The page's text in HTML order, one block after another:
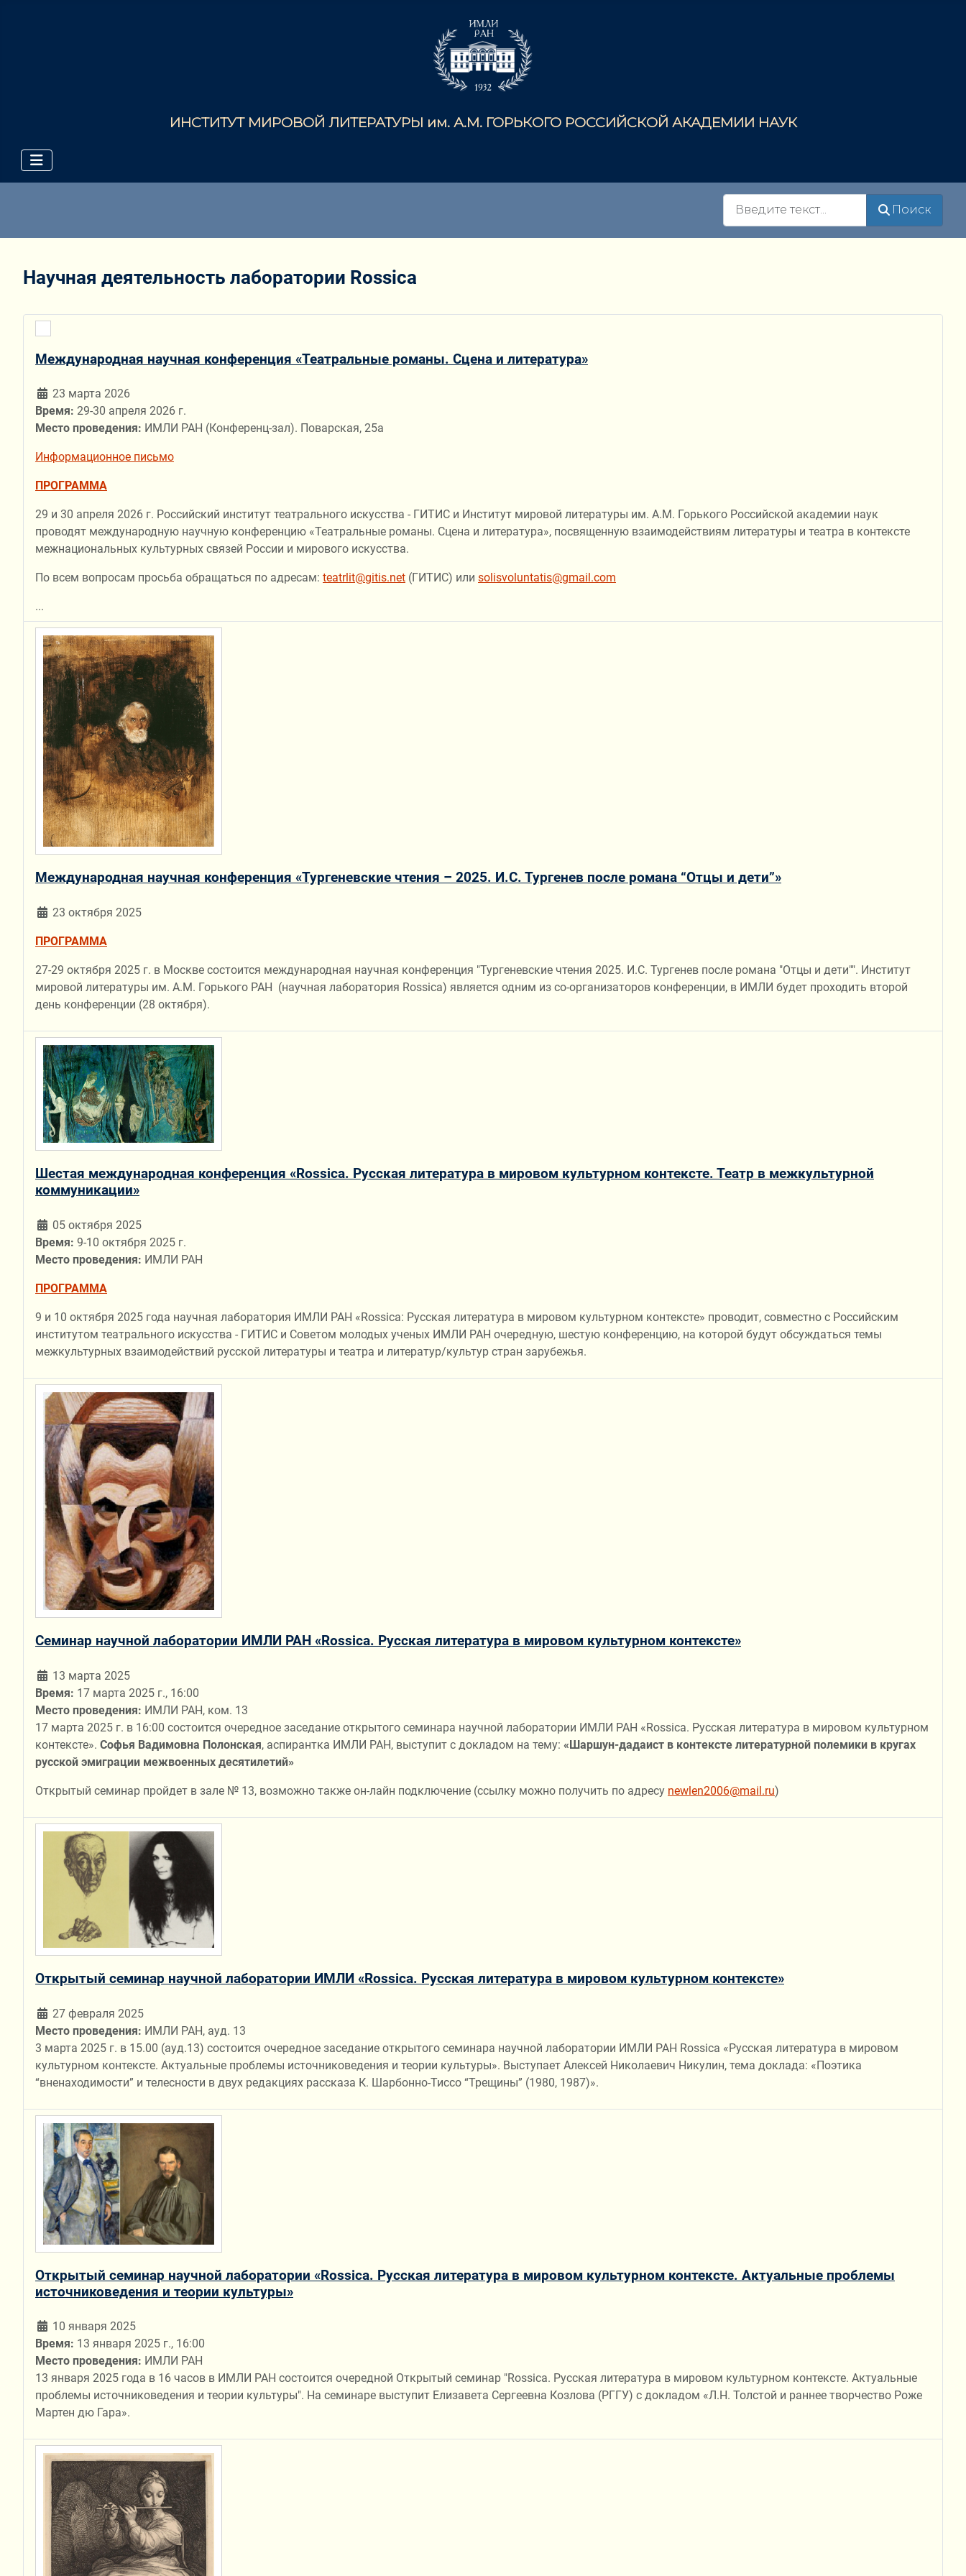
ИНСТИТУТ МИРОВОЙ ЛИТЕРАТУРЫ им. А.М. ГОРЬКОГО РОССИЙСКОЙ АКАДЕМИИ НАУК
Поиск
Научная деятельность лаборатории Rossica
Международная научная конференция «Театральные романы. Сцена и литература»
23 марта 2026
Время: 29-30 апреля 2026 г.
Место проведения: ИМЛИ РАН (Конференц-зал). Поварская, 25а
Информационное письмо
ПРОГРАММА
29 и 30 апреля 2026 г. Российский институт театрального искусства - ГИТИС и Институт мировой литературы им. А.М. Горького Российской академии наук
проводят международную научную конференцию «Театральные романы. Сцена и литература», посвященную взаимодействиям литературы и театра в контексте
межнациональных культурных связей России и мирового искусства.
По всем вопросам просьба обращаться по адресам: teatrlit@gitis.net (ГИТИС) или solisvoluntatis@gmail.com
...
Международная научная конференция «Тургеневские чтения – 2025. И.С. Тургенев после романа “Отцы и дети”»
23 октября 2025
ПРОГРАММА
27-29 октября 2025 г. в Москве состоится международная научная конференция "Тургеневские чтения 2025. И.С. Тургенев после романа "Отцы и дети"". Институт
мировой литературы им. А.М. Горького РАН (научная лаборатория Rossica) является одним из со-организаторов конференции, в ИМЛИ будет проходить второй
день конференции (28 октября).
Шестая международная конференция «Rossica. Русская литература в мировом культурном контексте. Театр в межкультурной
коммуникации»
05 октября 2025
Время: 9-10 октября 2025 г.
Место проведения: ИМЛИ РАН
ПРОГРАММА
9 и 10 октября 2025 года научная лаборатория ИМЛИ РАН «Rossiсa: Русская литература в мировом культурном контексте» проводит, совместно с Российским
институтом театрального искусства - ГИТИС и Советом молодых ученых ИМЛИ РАН очередную, шестую конференцию, на которой будут обсуждаться темы
межкультурных взаимодействий русской литературы и театра и литератур/культур стран зарубежья.
Семинар научной лаборатории ИМЛИ РАН «Rossica. Русская литература в мировом культурном контексте»
13 марта 2025
Время: 17 марта 2025 г., 16:00
Место проведения: ИМЛИ РАН, ком. 13
17 марта 2025 г. в 16:00 состоится очередное заседание открытого семинара научной лаборатории ИМЛИ РАН «Rossica. Русская литература в мировом культурном
контексте». Софья Вадимовна Полонская, аспирантка ИМЛИ РАН, выступит с докладом на тему: «Шаршун-дадаист в контексте литературной полемики в кругах
русской эмиграции межвоенных десятилетий»
Открытый семинар пройдет в зале № 13, возможно также он-лайн подключение (ссылку можно получить по адресу newlen2006@mail.ru)
Открытый семинар научной лаборатории ИМЛИ «Rossica. Русская литература в мировом культурном контексте»
27 февраля 2025
Место проведения: ИМЛИ РАН, ауд. 13
3 марта 2025 г. в 15.00 (ауд.13) состоится очередное заседание открытого семинара научной лаборатории ИМЛИ РАН Rossica «Русская литература в мировом
культурном контексте. Актуальные проблемы источниковедения и теории культуры». Выступает Алексей Николаевич Никулин, тема доклада: «Поэтика
“вненаходимости” и телесности в двух редакциях рассказа К. Шарбонно-Тиссо “Трещины” (1980, 1987)».
Открытый семинар научной лаборатории «Rossica. Русская литература в мировом культурном контексте. Актуальные проблемы
источниковедения и теории культуры»
10 января 2025
Время: 13 января 2025 г., 16:00
Место проведения: ИМЛИ РАН
13 января 2025 года в 16 часов в ИМЛИ РАН состоится очередной Открытый семинар "Rossica. Русская литература в мировом культурном контексте. Актуальные
проблемы источниковедения и теории культуры". На семинаре выступит Елизавета Сергеевна Козлова (РГГУ) с докладом «Л.Н. Толстой и раннее творчество Роже
Мартен дю Гара».